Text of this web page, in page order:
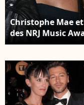
Christophe Mae
des NRJ Music
2013. ©